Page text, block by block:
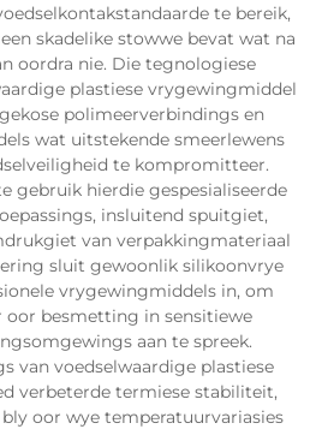
te bereik,
skadelike stowwe bevat wat na
oordra nie. Die tegnologiese
plastiese vrygewingmiddel
polimeerverbindings en
wat uitstekende smeerlewens
te kompromitteer.
gebruik hierdie gespesialiseerde
insluitend spuitgiet,
van verpakkingmateriaal
sluit gewoonlik silikoonvrye
vrygewingmiddels in, om
oor besmetting in sensitiewe
aan te spreek.
van voedselwaardige plastiese
verbeterde termiese stabiliteit,
oor wye temperatuurvariasies